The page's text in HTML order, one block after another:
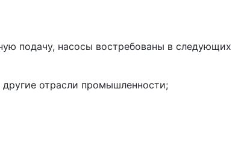
подачу, насосы востребованы в следующих
отрасли промышленности;